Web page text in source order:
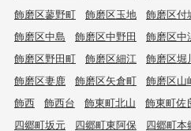
飾磨区蓼野町
飾磨区玉地 飾磨区付
飾磨区中島
飾磨区中野田 飾磨区中
飾磨区野田町
飾磨区細江 飾磨区堀
飾磨区妻鹿
飾磨区矢倉町 飾磨区山
飾西
飾西台 飾東町北山 飾東町佐
四郷町坂元
四郷町東阿保 四郷町本